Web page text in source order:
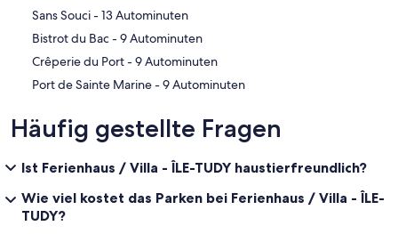
‪Sans Souci - ‬13 Autominuten
‪Bistrot du Bac - ‬9 Autominuten
‪Crêperie du Port - ‬9 Autominuten
‪Port de Sainte Marine - ‬9 Autominuten
Häufig gestellte Fragen
Ist Ferienhaus / Villa - ÎLE-TUDY haustierfreundlich?
Wie viel kostet das Parken bei Ferienhaus / Villa - ÎLE-
TUDY?